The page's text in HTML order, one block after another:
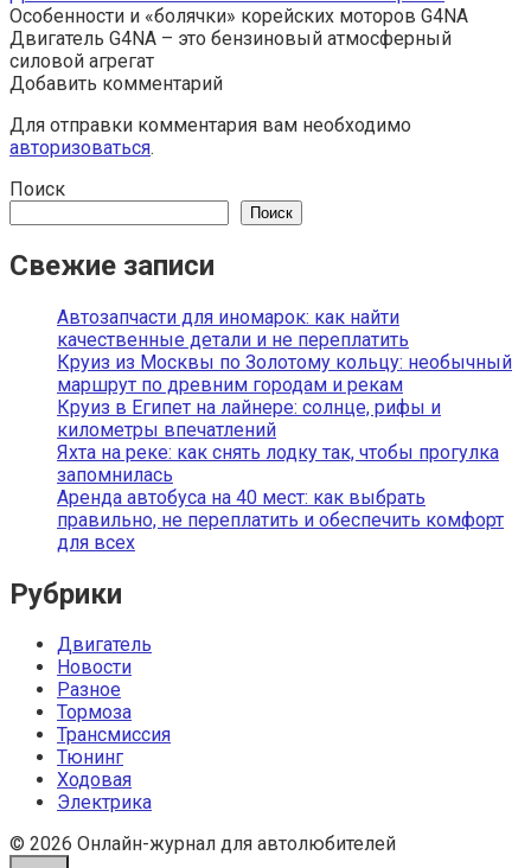
Особенности и «болячки» корейских моторов G4NA
Двигатель G4NA – это бензиновый атмосферный
силовой агрегат
Добавить комментарий
Для отправки комментария вам необходимо
авторизоваться.
Поиск
Поиск
Свежие записи
Автозапчасти для иномарок: как найти
качественные детали и не переплатить
Круиз из Москвы по Золотому кольцу: необычный
маршрут по древним городам и рекам
Круиз в Египет на лайнере: солнце, рифы и
километры впечатлений
Яхта на реке: как снять лодку так, чтобы прогулка
запомнилась
Аренда автобуса на 40 мест: как выбрать
правильно, не переплатить и обеспечить комфорт
для всех
Рубрики
Двигатель
Новости
Разное
Тормоза
Трансмиссия
Тюнинг
Ходовая
Электрика
© 2026 Онлайн-журнал для автолюбителей